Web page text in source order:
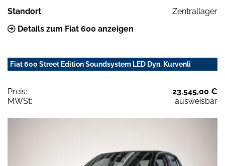
Standort
Zentrallager
Details zum Fiat 600 anzeigen
Fiat 600 Street Edition Soundsystem LED Dyn. Kurvenli
Preis:
23.545,00 €
MWSt:
ausweisbar